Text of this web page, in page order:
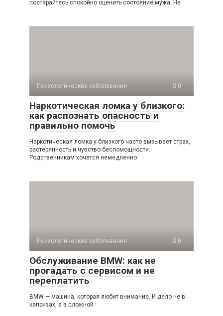
постарайтесь спокойно оценить состояние мужа. Не
Психологические заболевания 0
Наркотическая ломка у близкого:
как распознать опасность и
правильно помочь
Наркотическая ломка у близкого часто вызывает страх,
растерянность и чувство беспомощности.
Родственникам хочется немедленно
Психологические заболевания 0
Обслуживание BMW: как не
прогадать с сервисом и не
переплатить
BMW — машина, которая любит внимание. И дело не в
капризах, а в сложной